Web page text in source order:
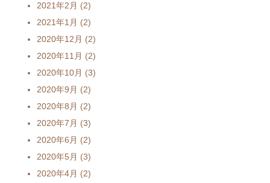
2021年2月 (2)
2021年1月 (2)
2020年12月 (2)
2020年11月 (2)
2020年10月 (3)
2020年9月 (2)
2020年8月 (2)
2020年7月 (3)
2020年6月 (2)
2020年5月 (3)
2020年4月 (2)